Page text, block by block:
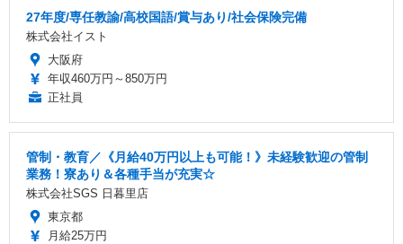
27年度/専任教諭/高校国語/賞与あり/社会保険完備
株式会社イスト
大阪府
年収460万円～850万円
正社員
管制・教育／《月給40万円以上も可能！》未経験歓迎の管制
業務！寮あり＆各種手当が充実☆
株式会社SGS 日暮里店
東京都
月給25万円